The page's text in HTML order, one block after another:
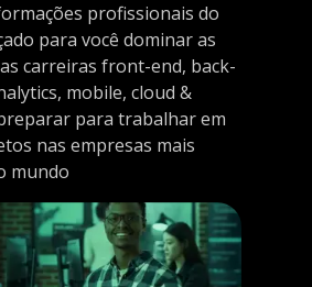
profissionais do
para você dominar as
carreiras front-end, back-
mobile, cloud &
para trabalhar em
nas empresas mais
mundo